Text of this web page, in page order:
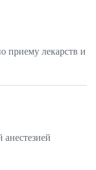
приему лекарств и